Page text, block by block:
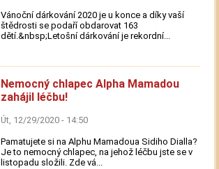
Vánoční dárkování 2020 je u konce a díky vaší
štědrosti se podaří obdarovat 163
dětí.&nbsp;Letošní dárkování je rekordní...
Nemocný chlapec Alpha Mamadou
zahájil léčbu!
Út, 12/29/2020 - 14:50
Pamatujete si na Alphu Mamadoua Sidiho Dialla?
Je to nemocný chlapec, na jehož léčbu jste se v
listopadu složili. Zde vá...